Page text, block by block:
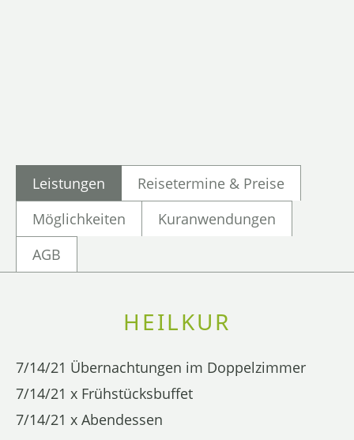
Leistungen
Reisetermine & Preise
Möglichkeiten
Kuranwendungen
AGB
HEILKUR
7/14/21 Übernachtungen im Doppelzimmer
7/14/21 x Frühstücksbuffet
7/14/21 x Abendessen